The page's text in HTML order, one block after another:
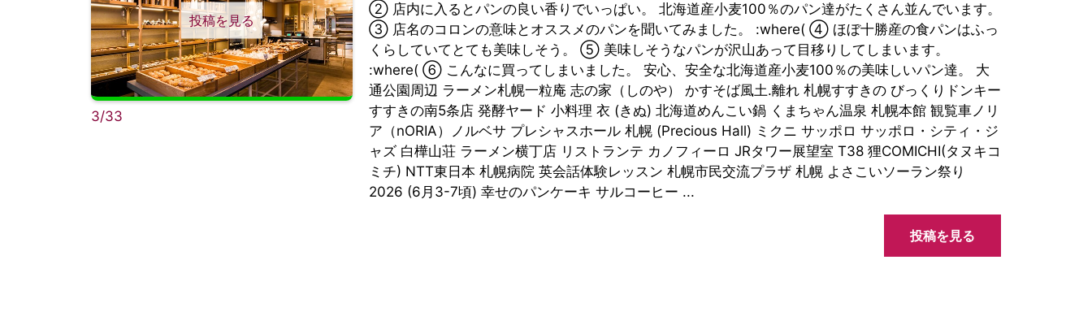
投稿を見る
3/33
② 店内に入るとパンの良い香りでいっぱい。 北海道産小麦100％のパン達がたくさん並んでいます。
③ 店名のコロンの意味とオススメのパンを聞いてみました。 :where( ④ ほぼ十勝産の食パンはふっ
くらしていてとても美味しそう。 ⑤ 美味しそうなパンが沢山あって目移りしてしまいます。
:where( ⑥ こんなに買ってしまいました。 安心、安全な北海道産小麦100％の美味しいパン達。 大
通公園周辺 ラーメン札幌一粒庵 志の家（しのや） かすそば風土.離れ 札幌すすきの びっくりドンキー
すすきの南5条店 発酵ヤード 小料理 衣 (きぬ) 北海道めんこい鍋 くまちゃん温泉 札幌本館 観覧車ノリ
ア（nORIA）ノルベサ プレシャスホール 札幌 (Precious Hall) ミクニ サッポロ サッポロ・シティ・ジ
ャズ 白樺山荘 ラーメン横丁店 リストランテ カノフィーロ JRタワー展望室 T38 狸COMICHI(タヌキコ
ミチ) NTT東日本 札幌病院 英会話体験レッスン 札幌市民交流プラザ 札幌 よさこいソーラン祭り
2026 (6月3-7頃) 幸せのパンケーキ サルコーヒー ...
投稿を見る